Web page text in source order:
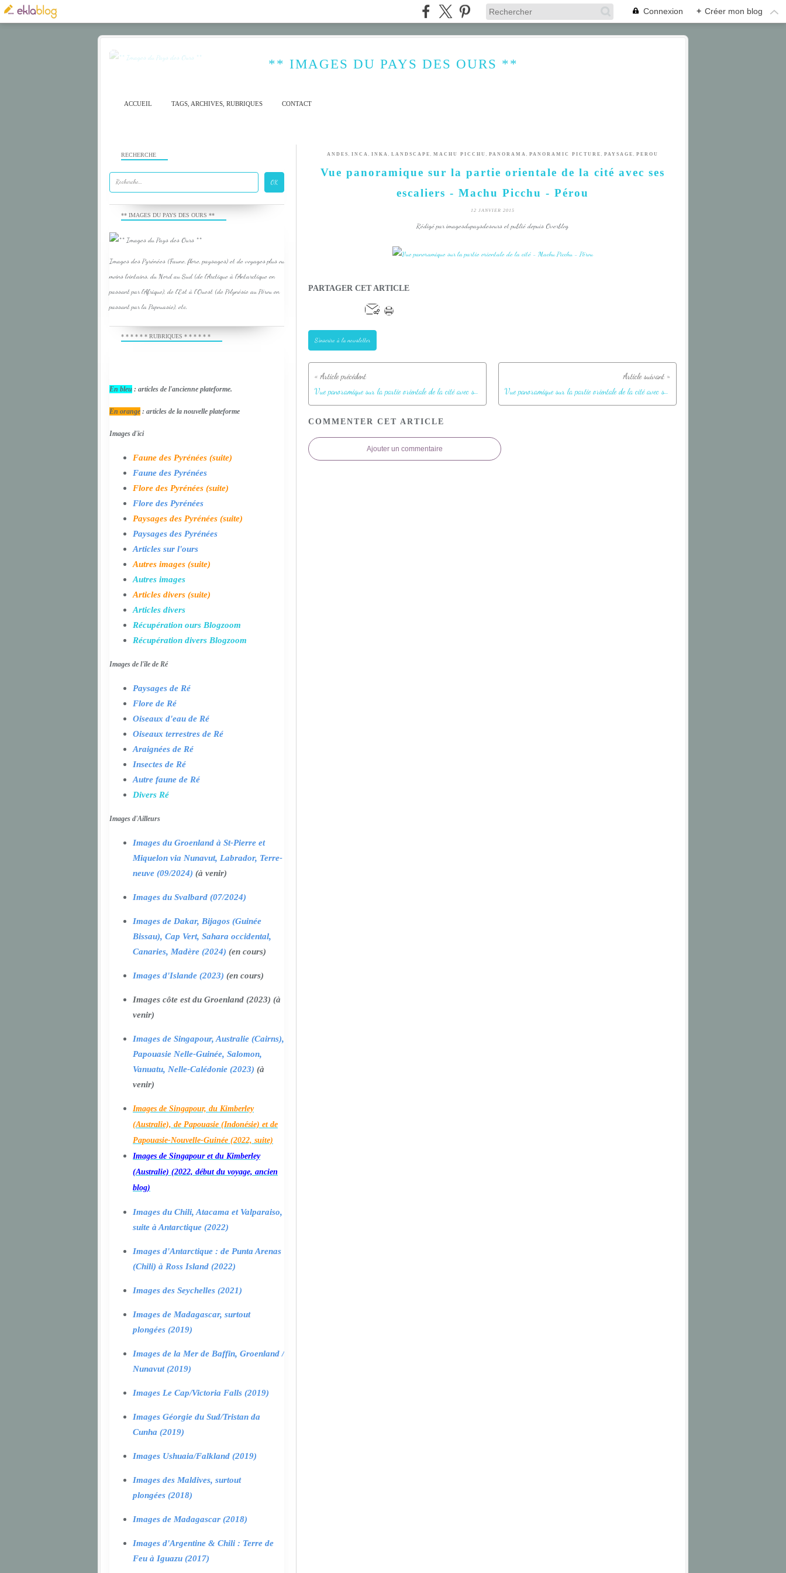
Connexion + Créer mon blog
** IMAGES DU PAYS DES OURS **
ACCUEIL TAGS, ARCHIVES, RUBRIQUES CONTACT
ANDES , INCA , INKA , LANDSCAPE , MACHU PICCHU , PANORAMA , PANORAMIC PICTURE , PAYSAGE , PEROU
Vue panoramique sur la partie orientale de la cité avec ses
escaliers - Machu Picchu - Pérou
12 JANVIER 2015
Rédigé par imagesdupaysdesours et publié depuis Overblog
PARTAGER CET ARTICLE
S'inscrire à la newsletter
Vue panoramique sur la partie orientale de la cité avec ses escaliers - Machu Picchu - Pérou Vue panoramique sur la partie orientale de la cité avec ses escaliers - Machu Picchu - Pérou
COMMENTER CET ARTICLE
Ajouter un commentaire
RECHERCHE
** IMAGES DU PAYS DES OURS **
Images des Pyrénées (Faune, flore, paysages) et de voyages plus ou
moins lointains, du Nord au Sud (de l'Arctique à l'Antarctique en
passant par l'Afrique), de l'Est à l'Ouest (de Polynésie au Pérou en
passant par la Papouasie), etc.
* * * * * * RUBRIQUES * * * * * *
En bleu : articles de l'ancienne plateforme.
En orange : articles de la nouvelle plateforme
Images d'ici
Faune des Pyrénées (suite)
Faune des Pyrénées
Flore des Pyrénées (suite)
Flore des Pyrénées
Paysages des Pyrénées (suite)
Paysages des Pyrénées
Articles sur l'ours
Autres images (suite)
Autres images
Articles divers (suite)
Articles divers
Récupération ours Blogzoom
Récupération divers Blogzoom
Images de l'île de Ré
Paysages de Ré
Flore de Ré
Oiseaux d'eau de Ré
Oiseaux terrestres de Ré
Araignées de Ré
Insectes de Ré
Autre faune de Ré
Divers Ré
Images d'Ailleurs
Images du Groenland à St-Pierre et
Miquelon via Nunavut, Labrador, Terre-
neuve (09/2024) (à venir)
Images du Svalbard (07/2024)
Images de Dakar, Bijagos (Guinée
Bissau), Cap Vert, Sahara occidental,
Canaries, Madère (2024) (en cours)
Images d'Islande (2023) (en cours)
Images côte est du Groenland (2023) (à
venir)
Images de Singapour, Australie (Cairns),
Papouasie Nelle-Guinée, Salomon,
Vanuatu, Nelle-Calédonie (2023) (à
venir)
Images de Singapour, du Kimberley
(Australie), de Papouasie (Indonésie) et de
Papouasie-Nouvelle-Guinée (2022, suite)
Images de Singapour et du Kimberley
(Australie) (2022, début du voyage, ancien
blog)
Images du Chili, Atacama et Valparaiso,
suite à Antarctique (2022)
Images d'Antarctique : de Punta Arenas
(Chili) à Ross Island (2022)
Images des Seychelles (2021)
Images de Madagascar, surtout
plongées (2019)
Images de la Mer de Baffin, Groenland /
Nunavut (2019)
Images Le Cap/Victoria Falls (2019)
Images Géorgie du Sud/Tristan da
Cunha (2019)
Images Ushuaia/Falkland (2019)
Images des Maldives, surtout
plongées (2018)
Images de Madagascar (2018)
Images d'Argentine & Chili : Terre de
Feu à Iguazu (2017)